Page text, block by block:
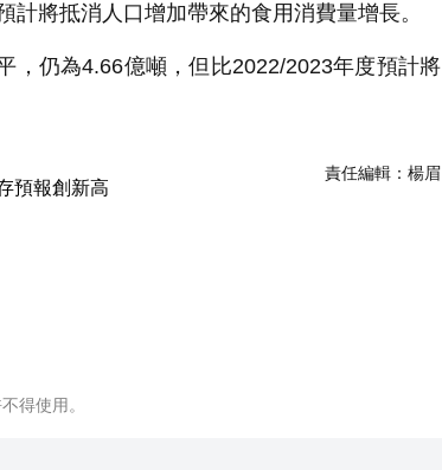
將抵消人口增加帶來的食用消費量增長。
仍為4.66億噸，但比2022/2023年度預計將
責任編輯： 楊眉
得使用。